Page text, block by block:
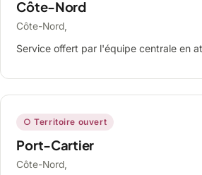
Côte-Nord
Côte-Nord,
Service offert par l'équipe centrale en
○ Territoire ouvert
Port-Cartier
Côte-Nord,